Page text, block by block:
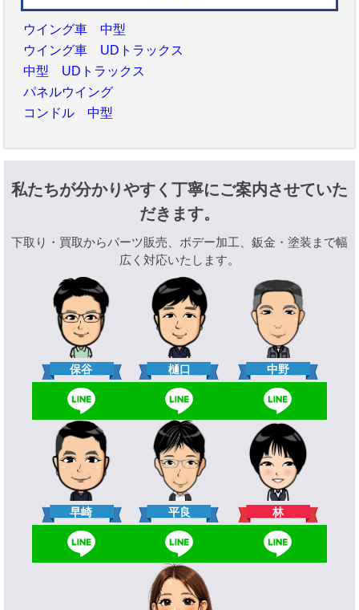
ウイング車 中型
ウイング車 UDトラックス
中型 UDトラックス
パネルウイング
コンドル 中型
私たちが分かりやすく丁寧にご案内させていた
だきます。
下取り・買取からパーツ販売、ボデー加工、鈑金・塗装まで幅
広く対応いたします。
保谷 樋口 中野
早崎 平良 林